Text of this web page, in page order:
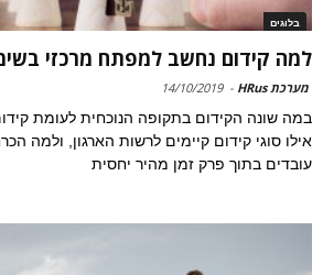
בלוגים
למה קידום נחשב למפתח מרכזי
מערכת HRus -
14/10/2019
במה שונה הקידום בתקופה הנוכחית לעומת
אילו סוגי קידום קיימים לרשות הארגון, ולמה
עובדים בתוך פרק זמן מהיר יחסית